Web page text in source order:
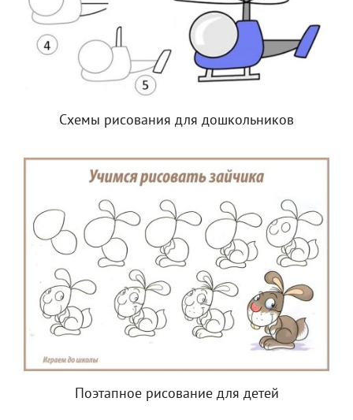
Схемы рисования для дошкольников
Поэтапное рисование для детей